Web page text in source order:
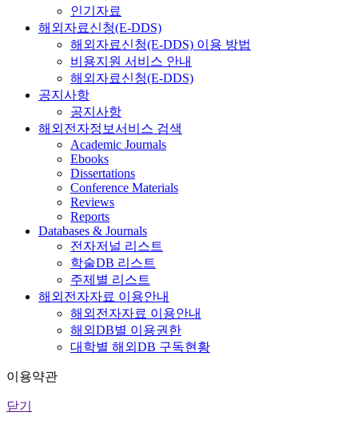
인기자료
해외자료신청(E-DDS)
해외자료신청(E-DDS) 이용 방법
비용지원 서비스 안내
해외자료신청(E-DDS)
공지사항
공지사항
해외전자정보서비스 검색
Academic Journals
Ebooks
Dissertations
Conference Materials
Reviews
Reports
Databases & Journals
전자저널 리스트
학술DB 리스트
주제별 리스트
해외전자자료 이용안내
해외전자자료 이용안내
해외DB별 이용권한
대학별 해외DB 구독현황
이용약관
닫기